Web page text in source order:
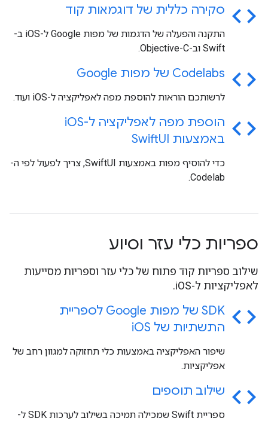
code סקירה כללית של דוגמאות קוד
התקנה והפעלה של הדגמות של מפות Google ל-iOS ב-
Swift וב-Objective-C.
code Codelabs של מפות Google
לרשותכם הוראות להוספת מפה לאפליקציה ל-iOS ועוד.
code הוספת מפה לאפליקציה ל-iOS
באמצעות Swift UI
כדי להוסיף מפות באמצעות SwiftUI, צריך לפעול לפי ה-
Codelab.
ספריות כלי עזר וסיוע
שילוב ספריות קוד פתוח של כלי עזר וספריות מסייעות
לאפליקציות ל-iOS.
code
SDK של מפות Google לספריית
התשתיות של i OS
שיפור האפליקציה באמצעות כלי תחזוקה למגוון רחב של
אפליקציות.
code שילוב תוספים
ספריית Swift שמכילה תמיכה בשילוב לערכות SDK ל-